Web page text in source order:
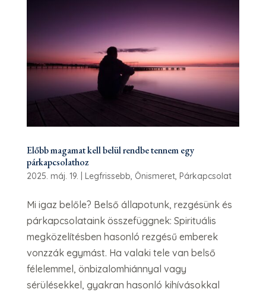
Előbb magamat kell belül rendbe tennem egy
párkapcsolathoz
2025. máj. 19. Legfrissebb, Önismeret, Párkapcsolat
Mi igaz belőle? Belső állapotunk, rezgésünk és
párkapcsolataink összefüggnek: Spirituális
megközelítésben hasonló rezgésű emberek
vonzzák egymást. Ha valaki tele van belső
félelemmel, önbizalomhiánnyal vagy
sérülésekkel, gyakran hasonló kihívásokkal